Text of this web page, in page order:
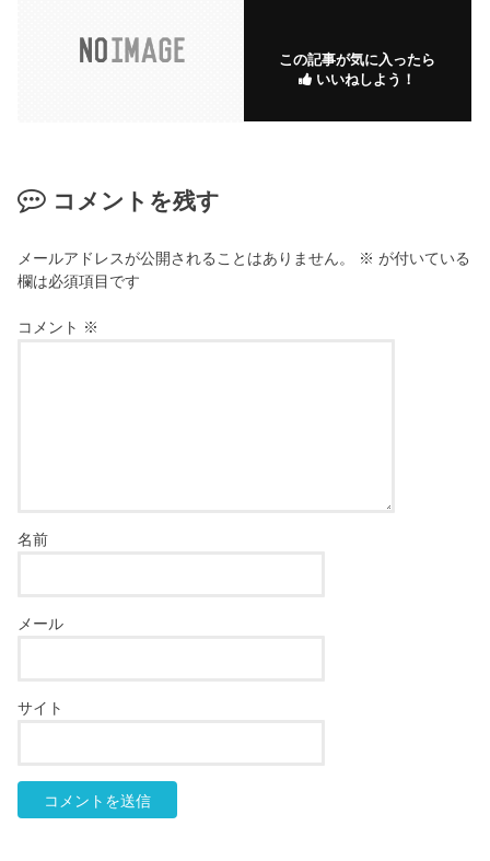
この記事が気に入ったら
いいねしよう！
コメントを残す
メールアドレスが公開されることはありません。 ※ が付いている
欄は必須項目です
コメント ※
名前
メール
サイト